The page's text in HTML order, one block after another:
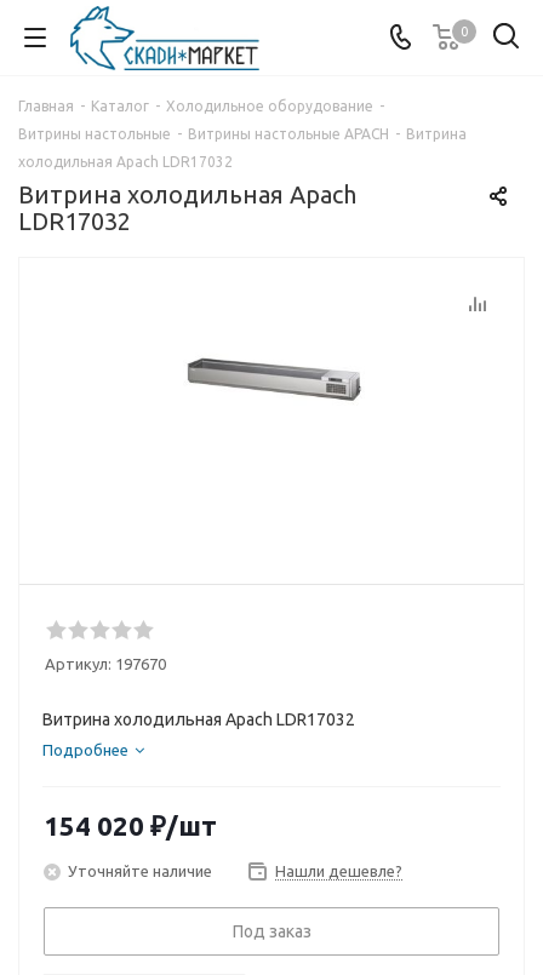
0
Главная - Каталог - Холодильное оборудование -
Витрины настольные - Витрины настольные APACH - Витрина
холодильная Apach LDR17032
Витрина холодильная Apach
LDR17032
Артикул: 197670
Витрина холодильная Apach LDR17032
Подробнее
154 020 ₽/шт
Уточняйте наличие Нашли дешевле?
Под заказ